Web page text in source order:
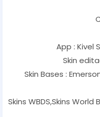
App : Kivel
Skin
Skin Bases :
Skins WBDS,Skins World